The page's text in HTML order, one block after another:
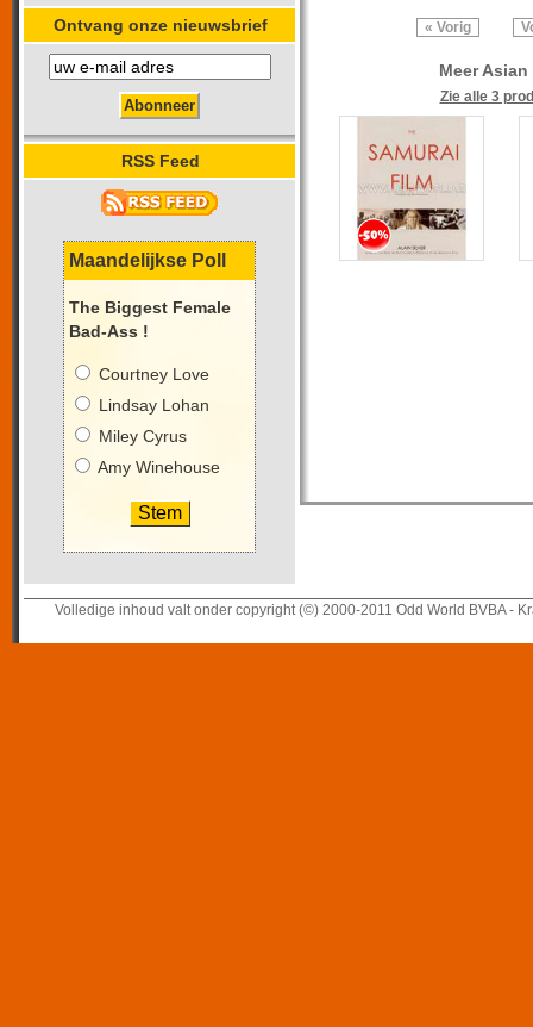
« Vorig
Meer
Zie alle 3
Ontvang onze nieuwsbrief
RSS Feed
Maandelijkse Poll
The Biggest Female
Bad-Ass !
Courtney Love
Lindsay Lohan
Miley Cyrus
Amy Winehouse
Volledige inhoud valt onder copyright (©) 2000-2011 Odd World BVBA -